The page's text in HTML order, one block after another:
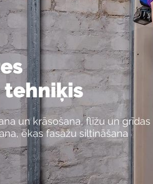
un krāsošana, flīžu un grīdas
ēkas fasāžu siltināšana